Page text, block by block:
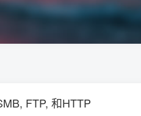
FTP, 和HTTP